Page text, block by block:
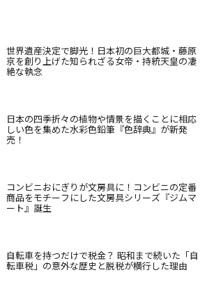
世界遺産決定で脚光！日本初の巨大都城・藤原
京を創り上げた知られざる女帝・持統天皇の凄
絶な執念
日本の四季折々の植物や情景を描くことに相応
しい色を集めた水彩色鉛筆『色辞典』が新発
売！
コンビニおにぎりが文房具に！コンビニの定番
商品をモチーフにした文房具シリーズ『ジムマ
ート』誕生
自転車を持つだけで税金？ 昭和まで続いた「自
転車税」の意外な歴史と脱税が横行した理由